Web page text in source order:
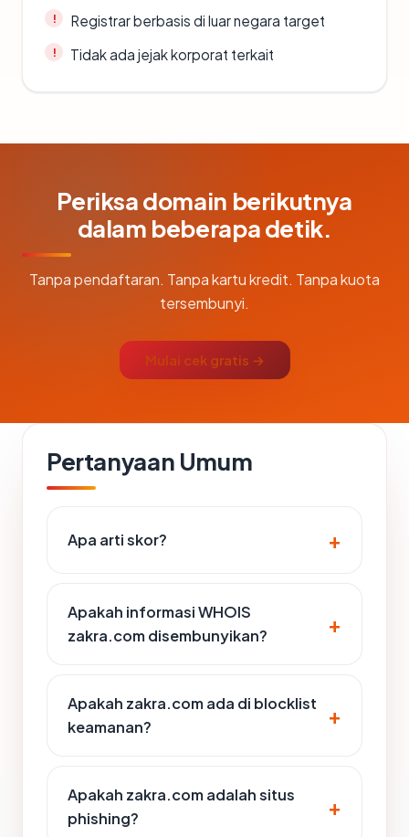
Registrar berbasis di luar negara target
Tidak ada jejak korporat terkait
Periksa domain berikutnya
dalam beberapa detik.
Tanpa pendaftaran. Tanpa kartu kredit. Tanpa kuota
tersembunyi.
Mulai cek gratis →
Pertanyaan Umum
Apa arti skor?
Apakah informasi WHOIS
zakra.com disembunyikan?
Apakah zakra.com ada di blocklist
keamanan?
Apakah zakra.com adalah situs
phishing?